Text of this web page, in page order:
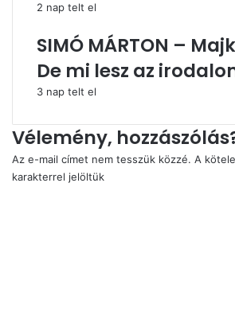
2 nap telt el
SIMÓ MÁRTON –
De mi lesz az
3 nap telt el
Vélemény,
Az e-mail címet nem tesszük közzé. A
karakterrel jelöltük